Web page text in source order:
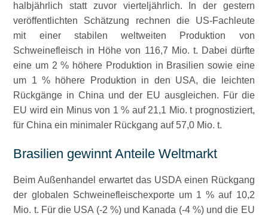
halbjährlich statt zuvor vierteljährlich. In der gestern
veröffentlichten Schätzung rechnen die US-Fachleute
mit einer stabilen weltweiten Produktion von
Schweinefleisch in Höhe von 116,7 Mio. t. Dabei dürfte
eine um 2 % höhere Produktion in Brasilien sowie eine
um 1 % höhere Produktion in den USA, die leichten
Rückgänge in China und der EU ausgleichen. Für die
EU wird ein Minus von 1 % auf 21,1 Mio. t prognostiziert,
für China ein minimaler Rückgang auf 57,0 Mio. t.
Brasilien gewinnt Anteile Weltmarkt
Beim Außenhandel erwartet das USDA einen Rückgang
der globalen Schweinefleischexporte um 1 % auf 10,2
Mio. t. Für die USA (-2 %) und Kanada (-4 %) und die EU